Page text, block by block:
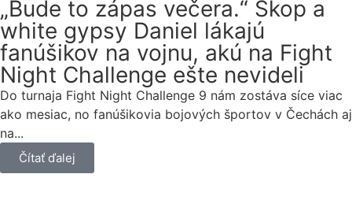
„Bude to zápas večera.“ Škop a
white gypsy Daniel lákajú
fanúšikov na vojnu, akú na Fight
Night Challenge ešte nevideli
Do turnaja Fight Night Challenge 9 nám zostáva síce viac
ako mesiac, no fanúšikovia bojových športov v Čechách aj
na...
Čítať ďalej